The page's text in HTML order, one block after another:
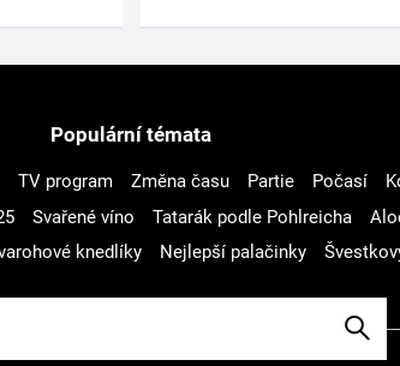
Populární témata
TV program Změna času Partie Počasí
Svařené víno Tatarák podle Pohlreicha
knedlíky Nejlepší palačinky